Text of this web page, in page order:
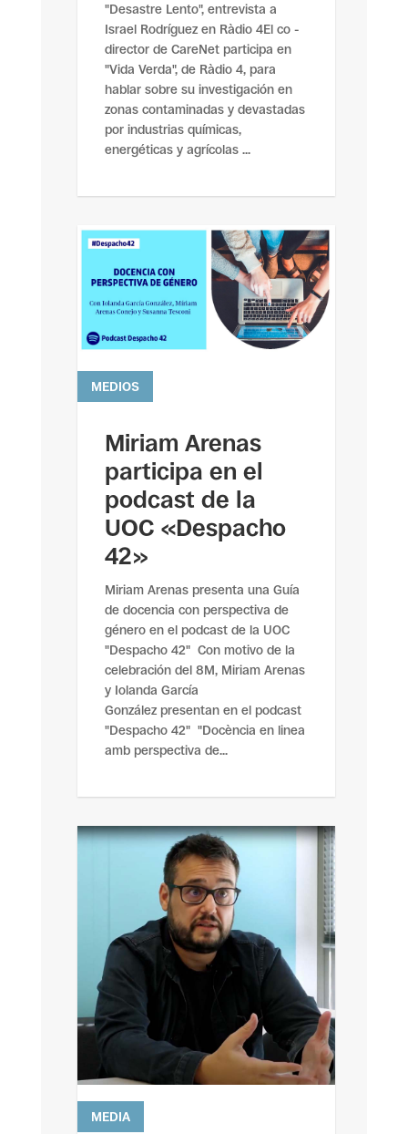
"Desastre Lento", entrevista a
Israel Rodríguez en Ràdio 4El co -
director de CareNet participa en
"Vida Verda", de Ràdio 4, para
hablar sobre su investigación en
zonas contaminadas y devastadas
por industrias químicas,
energéticas y agrícolas ...
leer más
Miriam Arenas
participa en el
podcast de la
UOC «Despacho
42»
MEDIOS
Miriam Arenas presenta una Guía
de docencia con perspectiva de
género en el podcast de la UOC
"Despacho 42" Con motivo de la
celebración del 8M, Miriam Arenas
y Iolanda García
González presentan en el podcast
"Despacho 42" "Docència en linea
amb perspectiva de...
leer más
MEDIA